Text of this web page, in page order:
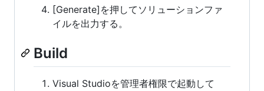
[Generate]を押してソリューションファ
イルを出力する。
Build
Visual Studioを管理者権限で起動して